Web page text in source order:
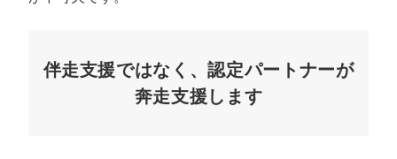
伴走支援ではなく、認定パートナーが
奔走支援します